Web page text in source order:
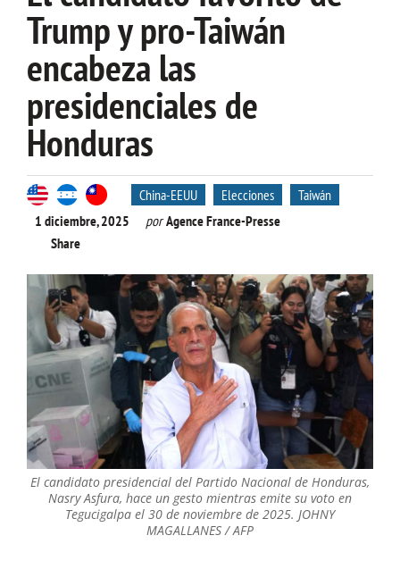
Trump y pro-Taiwán
encabeza las
presidenciales de
Honduras
China-EEUU Elecciones
Taiwán
1 diciembre, 2025
porAgence France-Presse
Share
El candidato presidencial del Partido Nacional de Honduras,
Nasry Asfura, hace un gesto mientras emite su voto en
Tegucigalpa el 30 de noviembre de 2025. JOHNY
MAGALLANES / AFP